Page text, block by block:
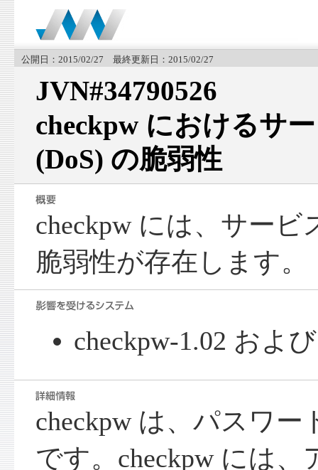
公開日：2015/02/27 最終更新日：2015/02/27
JVN#34790526
checkpw におけるサ
(DoS) の脆弱性
checkpw には、サービ
脆弱性が存在します。
checkpw-1.02 およ
checkpw は、パスワ
です。checkpw には